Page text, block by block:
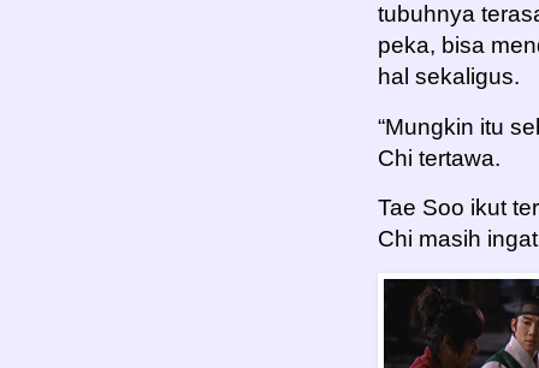
tubuhnya
peka, bisa
hal sekaligus.
“Mungkin itu
Chi tertawa.
Tae Soo ikut
Chi masih